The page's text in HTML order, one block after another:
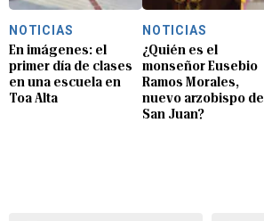
NOTICIAS
En imágenes: el
primer día de clases
en una escuela en
Toa Alta
NOTICIAS
¿Quién es el
monseñor Eusebio
Ramos Morales,
nuevo arzobispo de
San Juan?